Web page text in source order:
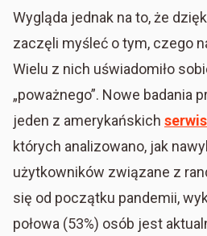
Wygląda jednak na to, że
zaczęli myśleć o tym, czego
Wielu z nich uświadomiło
„poważnego”. Nowe badania
jeden z amerykańskich
których analizowano, jak
użytkowników związane z
się od początku pandemii,
połowa (53%) osób jest